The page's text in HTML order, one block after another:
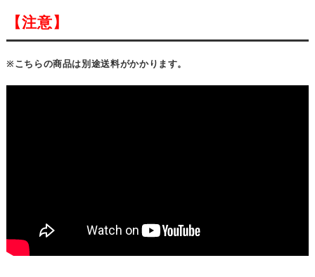
【注意】
※こちらの商品は別途送料がかかります。